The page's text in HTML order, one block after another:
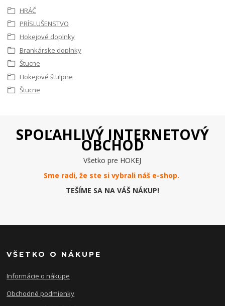
HRÁČ
PRÍSLUŠENSTVO
Hokejové doplnky
Brankárske doplnky
Štucne
Hokejové štulpne
Štucne
SPOĽAHLIVÝ INTERNETOVÝ
OBCHOD
Všetko pre HOKEJ
Sme radi, že ste si vybrali náš e-shop.
TEŠÍME SA NA VÁŠ NÁKUP!
VŠETKO O NÁKUPE
Informácie o nákupe
Obchodné podmienky